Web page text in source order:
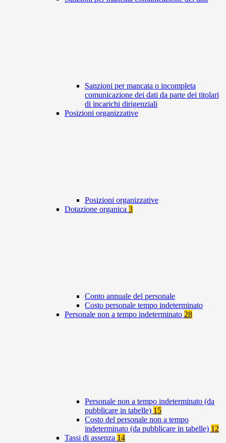
Sanzioni per mancata o incompleta
comunicazione dei dati da parte dei titolari
di incarichi dirigenziali
Posizioni organizzative
Posizioni organizzative
Dotazione organica 3
Conto annuale del personale
Costo personale tempo indeterminato
Personale non a tempo indeterminato 28
Personale non a tempo indeterminato (da
pubblicare in tabelle) 15
Costo del personale non a tempo
indeterminato (da pubblicare in tabelle) 12
Tassi di assenza 14